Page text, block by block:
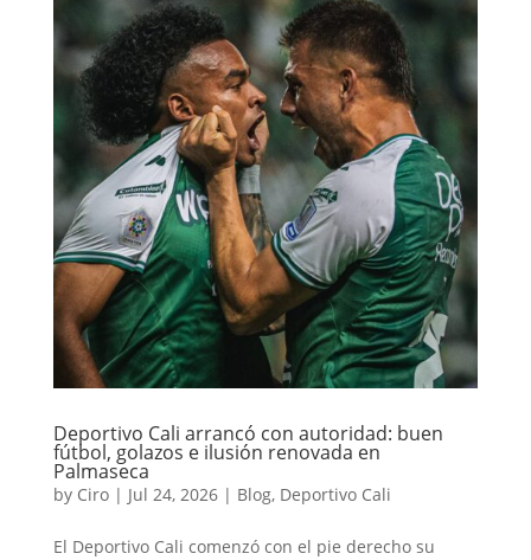
Deportivo Cali arrancó con autoridad: buen
fútbol, golazos e ilusión renovada en
Palmaseca
by Ciro| Jul 24, 2026| Blog, Deportivo Cali
El Deportivo Cali comenzó con el pie derecho su